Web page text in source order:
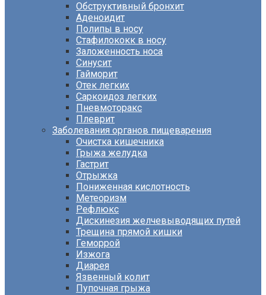
Обструктивный бронхит
Аденоидит
Полипы в носу
Стафилококк в носу
Заложенность носа
Синусит
Гайморит
Отек легких
Саркоидоз легких
Пневмоторакс
Плеврит
Заболевания органов пищеварения
Очистка кишечника
Грыжа желудка
Гастрит
Отрыжка
Пониженная кислотность
Метеоризм
Рефлюкс
Дискинезия желчевыводящих путей
Трещина прямой кишки
Геморрой
Изжога
Диарея
Язвенный колит
Пупочная грыжа